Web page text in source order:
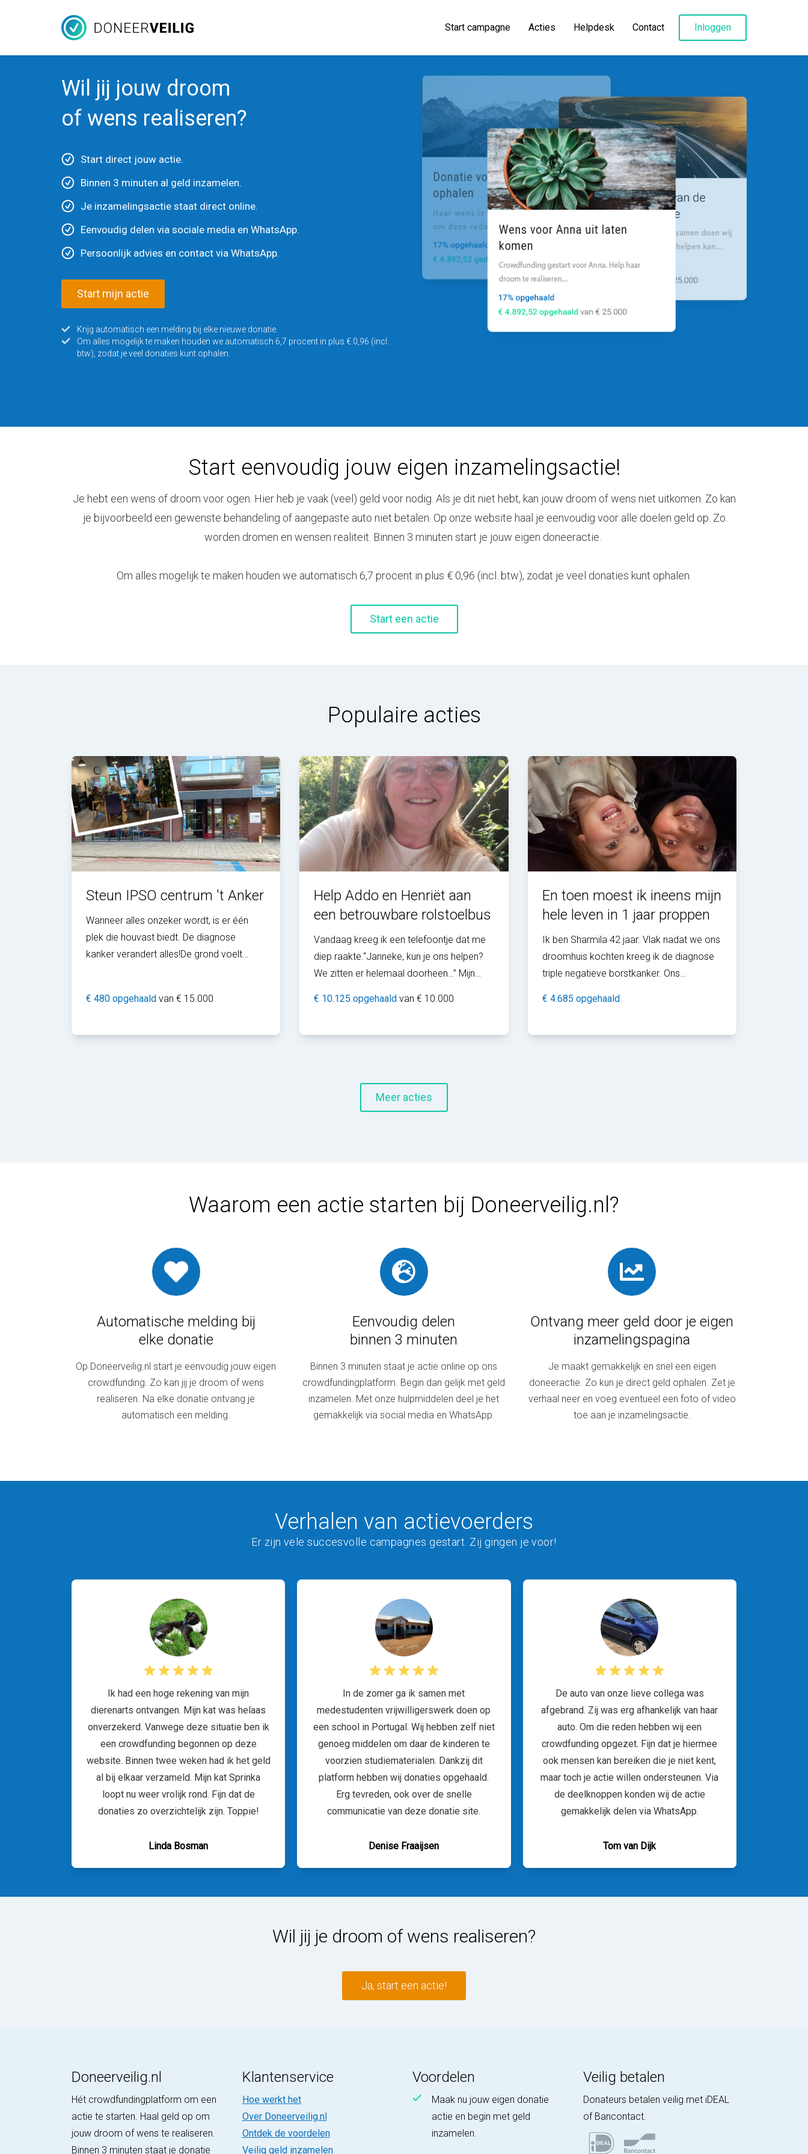
Start campagne Acties Helpdesk Contact Inloggen
Wil jij jouw droom
of wens realiseren?
Start direct jouw actie.
Binnen 3 minuten al geld inzamelen.
Je inzamelingsactie staat direct online.
Eenvoudig delen via sociale media en WhatsApp.
Persoonlijk advies en contact via WhatsApp.
Start mijn actie
Krijg automatisch een melding bij elke nieuwe donatie.
Om alles mogelijk te maken houden we automatisch 6,7 procent in plus € 0,96 (incl.
btw), zodat je veel donaties kunt ophalen.
Start eenvoudig jouw eigen inzamelingsactie!
Je hebt een wens of droom voor ogen. Hier heb je vaak (veel) geld voor nodig. Als je dit niet hebt, kan jouw droom of wens niet uitkomen. Zo kan
je bijvoorbeeld een gewenste behandeling of aangepaste auto niet betalen. Op onze website haal je eenvoudig voor alle doelen geld op. Zo
worden dromen en wensen realiteit. Binnen 3 minuten start je jouw eigen doneeractie.
Om alles mogelijk te maken houden we automatisch 6,7 procent in plus € 0,96 (incl. btw), zodat je veel donaties kunt ophalen.
Start een actie
Populaire acties
Steun IPSO centrum 't Anker
Wanneer alles onzeker wordt, is er één
plek die houvast biedt. De diagnose
kanker verandert alles!De grond voelt
d...
€ 480 opgehaald van € 15.000
Help Addo en Henriët aan
een betrouwbare rolstoelbus
Vandaag kreeg ik een telefoontje dat me
diep raakte.“Janneke, kun je ons helpen?
We zitten er helemaal doorheen…” Mijn
ernstige lichamelijke beperkingen en...
€ 10.125 opgehaald van € 10.000
En toen moest ik ineens mijn
hele leven in 1 jaar proppen
Ik ben Sharmila 42 jaar. Vlak nadat we ons
droomhuis kochten kreeg ik de diagnose
triple negatieve borstkanker. Ons
jaar keihard knokken en werken heb ik
€ 4.685 opgehaald
Meer acties
Waarom een actie starten bij Doneerveilig.nl?
Automatische melding bij
elke donatie
Op Doneerveilig.nl start je eenvoudig jouw eigen
crowdfunding. Zo kan jij je droom of wens
realiseren. Na elke donatie ontvang je
automatisch een melding.
Eenvoudig delen
binnen 3 minuten
Binnen 3 minuten staat je actie online op ons
crowdfundingplatform. Begin dan gelijk met geld
inzamelen. Met onze hulpmiddelen deel je het
gemakkelijk via social media en WhatsApp.
Ontvang meer geld door je eigen
inzamelingspagina
Je maakt gemakkelijk en snel een eigen
doneeractie. Zo kun je direct geld ophalen. Zet je
verhaal neer en voeg eventueel een foto of video
toe aan je inzamelingsactie.
Verhalen van actievoerders
Er zijn vele succesvolle campagnes gestart. Zij gingen je voor!
Ik had een hoge rekening van mijn
dierenarts ontvangen. Mijn kat was helaas
onverzekerd. Vanwege deze situatie ben ik
een crowdfunding begonnen op deze
website. Binnen twee weken had ik het geld
al bij elkaar verzameld. Mijn kat Sprinka
loopt nu weer vrolijk rond. Fijn dat de
donaties zo overzichtelijk zijn. Toppie!
Linda Bosman
In de zomer ga ik samen met
medestudenten vrijwilligerswerk doen op
een school in Portugal. Wij hebben zelf niet
genoeg middelen om daar de kinderen te
voorzien studiematerialen. Dankzij dit
platform hebben wij donaties opgehaald.
Erg tevreden, ook over de snelle
communicatie van deze donatie site.
Denise Fraaijsen
De auto van onze lieve collega was
afgebrand. Zij was erg afhankelijk van haar
auto. Om die reden hebben wij een
crowdfunding opgezet. Fijn dat je hiermee
ook mensen kan bereiken die je niet kent,
maar toch je actie willen ondersteunen. Via
de deelknoppen konden wij de actie
gemakkelijk delen via WhatsApp.
Tom van Dijk
Wil jij je droom of wens realiseren?
Ja, start een actie!
Doneerveilig.nl
Hét crowdfundingplatform om een
actie te starten. Haal geld op om
jouw droom of wens te realiseren.
Binnen 3 minuten staat je donatie
Klantenservice
Hoe werkt het
Over Doneerveilig.nl
Ontdek de voordelen
Veilig geld inzamelen
Voordelen
Maak nu jouw eigen donatie
actie en begin met geld
inzamelen.
Veilig betalen
Donateurs betalen veilig met iDEAL
of Bancontact.